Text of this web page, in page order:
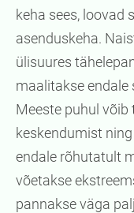
keha sees, loovad
asenduskeha.
ülisuures
maalitakse
Meeste puhul
keskendumist
endale rõhutatult
võetakse
pannakse väga